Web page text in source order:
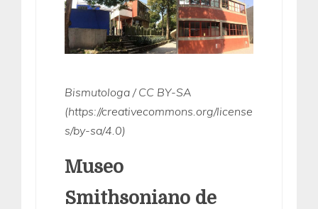
Bismutologa / CC BY-SA
(https://creativecommons.org/license
s/by-sa/4.0)
Museo
Smithsoniano de